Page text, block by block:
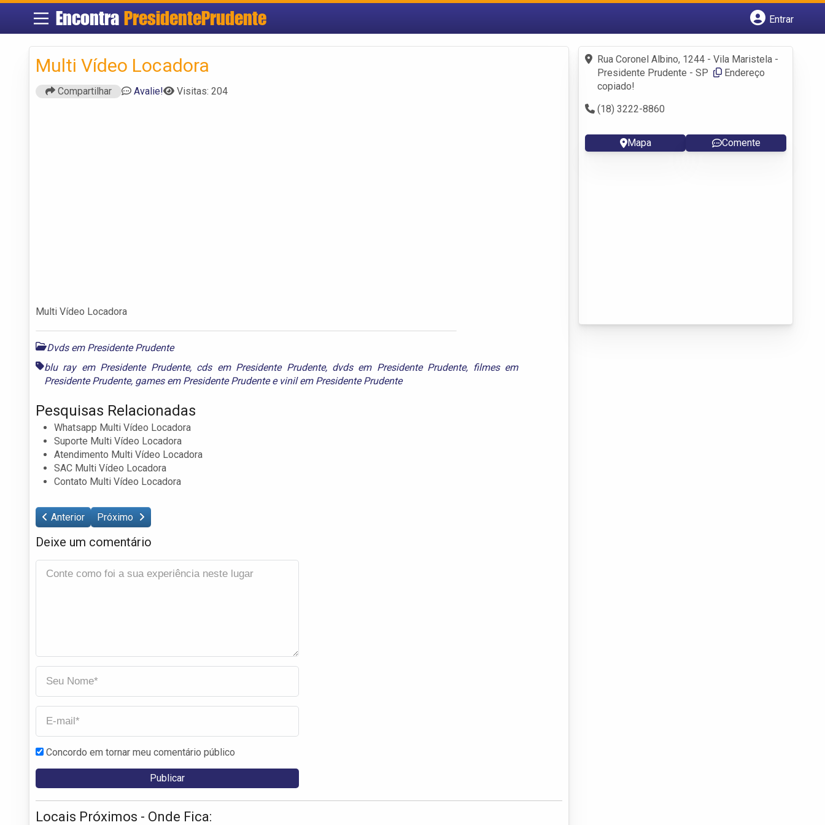
Encontra PresidentePrudente
Entrar
Fazer login
Criar conta
Multi Vídeo Locadora
Compartilhar Avalie! Visitas: 204
Multi Vídeo Locadora
Dvds em Presidente Prudente
blu ray em Presidente Prudente, cds em Presidente Prudente, dvds em Presidente Prudente, filmes em
Presidente Prudente, games em Presidente Prudentee vinil em Presidente Prudente
Pesquisas Relacionadas
Whatsapp Multi Vídeo Locadora
Suporte Multi Vídeo Locadora
Atendimento Multi Vídeo Locadora
SAC Multi Vídeo Locadora
Contato Multi Vídeo Locadora
Anterior Próximo
Deixe um comentário
Concordo em tornar meu comentário público
Locais Próximos - Onde Fica:
Rua Coronel Albino, 1244 - Vila Maristela -
Presidente Prudente - SP
Endereço
copiado!
(18) 3222-8860
Mapa Comente